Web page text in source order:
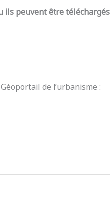
ils peuvent être téléchargés
de l’urbanisme :